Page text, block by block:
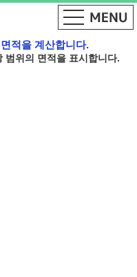
적을 계산합니다.
위의 면적을 표시합니다.